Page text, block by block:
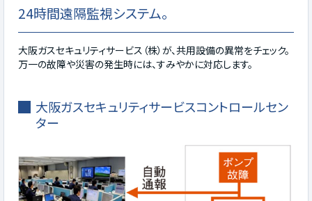
24時間遠隔監視システム。
大阪ガスセキュリティサービス（株）が、共用設備の異常をチェック。
万一の故障や災害の発生時には、すみやかに対応します。
大阪ガスセキュリティサービスコントロールセン
ター